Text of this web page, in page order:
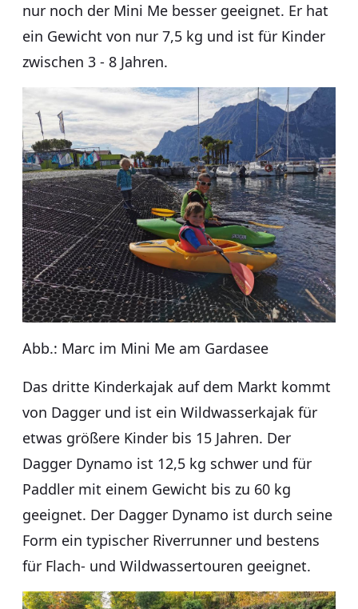
nur noch der Mini Me besser geeignet. Er hat
ein Gewicht von nur 7,5 kg und ist für Kinder
zwischen 3 - 8 Jahren.
Abb.: Marc im Mini Me am Gardasee
Das dritte Kinderkajak auf dem Markt kommt
von Dagger und ist ein Wildwasserkajak für
etwas größere Kinder bis 15 Jahren. Der
Dagger Dynamo ist 12,5 kg schwer und für
Paddler mit einem Gewicht bis zu 60 kg
geeignet. Der Dagger Dynamo ist durch seine
Form ein typischer Riverrunner und bestens
für Flach- und Wildwassertouren geeignet.